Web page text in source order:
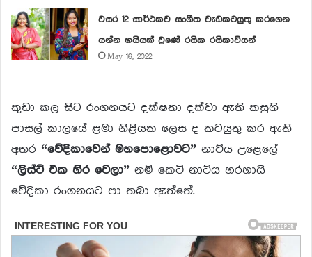
වසර 12 සාර්ථකව සංගීත වැඩකටයුතු කරගෙන
යන්න හයියක් වුණේ රසික රසිකාවියන්
May 16, 2022
කුඩා කල සිට රංගනයට දක්ෂතා දක්වා ඇති කසුනි
පාසල් කාලයේ ළමා නිළියක ලෙස ද කටයුතු කර ඇති
අතර “වේදිකාවෙන් මහපොළොවට” නාට්ය උළෙලේ
“ලිස්ට් එක හිර වෙලා” නම් කෙටි නාට්ය හරහායි
වේදිකා රංගනයට පා තබා ඇත්තේ.